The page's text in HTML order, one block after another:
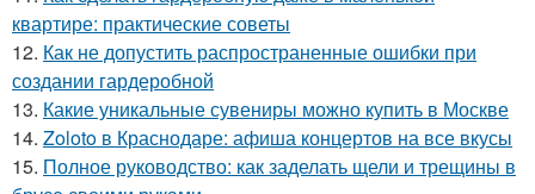
квартире: практические советы
12. Как не допустить распространенные ошибки при
создании гардеробной
13. Какие уникальные сувениры можно купить в Москве
14. Zoloto в Краснодаре: афиша концертов на все вкусы
15. Полное руководство: как заделать щели и трещины в